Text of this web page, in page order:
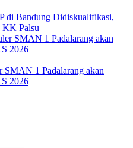
di Bandung Didiskualifikasi,
KK Palsu
SMAN 1 Padalarang akan
2026